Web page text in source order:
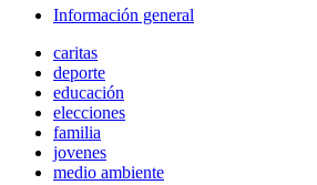
Información general
caritas
deporte
educación
elecciones
familia
jovenes
medio ambiente